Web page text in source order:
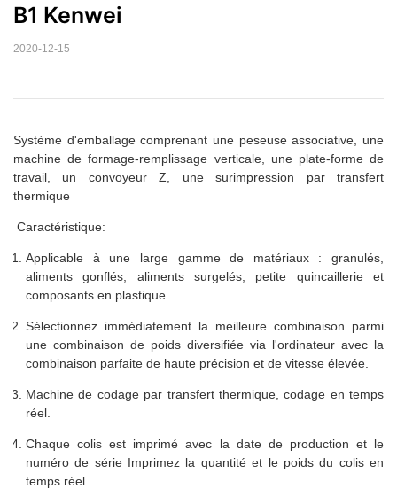
B1 Kenwei
2020-12-15
Système d'emballage comprenant une peseuse associative, une
machine de formage-remplissage verticale, une plate-forme de
travail, un convoyeur Z, une surimpression par transfert
thermique
Caractéristique:
Applicable à une large gamme de matériaux : granulés,
aliments gonflés, aliments surgelés, petite quincaillerie et
composants en plastique
Sélectionnez immédiatement la meilleure combinaison parmi
une combinaison de poids diversifiée via l'ordinateur avec la
combinaison parfaite de haute précision et de vitesse élevée.
Machine de codage par transfert thermique, codage en temps
réel.
Chaque colis est imprimé avec la date de production et le
numéro de série Imprimez la quantité et le poids du colis en
temps réel